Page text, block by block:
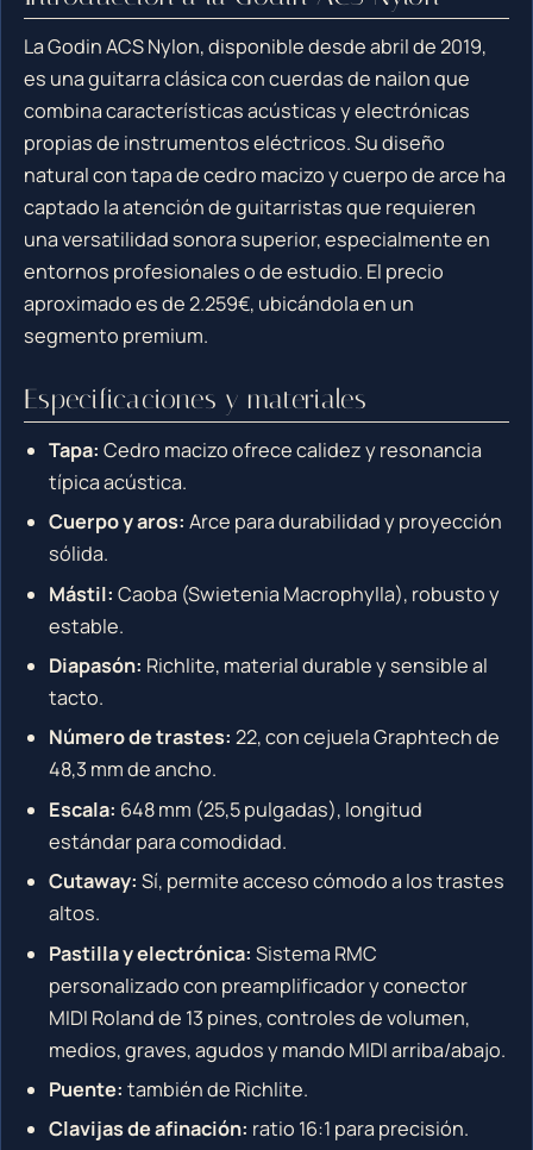
La Godin ACS Nylon, disponible desde abril de 2019,
es una guitarra clásica con cuerdas de nailon que
combina características acústicas y electrónicas
propias de instrumentos eléctricos. Su diseño
natural con tapa de cedro macizo y cuerpo de arce ha
captado la atención de guitarristas que requieren
una versatilidad sonora superior, especialmente en
entornos profesionales o de estudio. El precio
aproximado es de 2.259€, ubicándola en un
segmento premium.
Especificaciones y materiales
Tapa: Cedro macizo ofrece calidez y resonancia
típica acústica.
Cuerpo y aros: Arce para durabilidad y proyección
sólida.
Mástil: Caoba (Swietenia Macrophylla), robusto y
estable.
Diapasón: Richlite, material durable y sensible al
tacto.
Número de trastes: 22, con cejuela Graphtech de
48,3 mm de ancho.
Escala: 648 mm (25,5 pulgadas), longitud
estándar para comodidad.
Cutaway: Sí, permite acceso cómodo a los trastes
altos.
Pastilla y electrónica: Sistema RMC
personalizado con preamplificador y conector
MIDI Roland de 13 pines, controles de volumen,
medios, graves, agudos y mando MIDI arriba/abajo.
Puente: también de Richlite.
Clavijas de afinación: ratio 16:1 para precisión.